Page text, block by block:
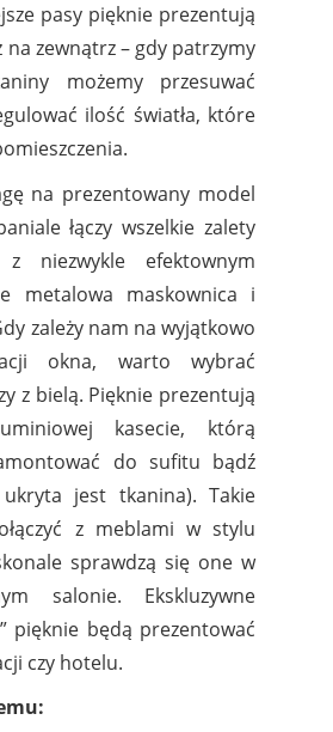
pasy pięknie prezentują
zewnątrz – gdy patrzymy
możemy przesuwać
ilość światła, które
na prezentowany model
łączy wszelkie zalety
niezwykle efektownym
metalowa maskownica i
zależy nam na wyjątkowo
okna, warto wybrać
z bielą. Pięknie prezentują
kasecie, którą
do sufitu bądź
jest tkanina). Takie
z meblami w stylu
sprawdzą się one w
salonie. Ekskluzywne
pięknie będą prezentować
czy hotelu.